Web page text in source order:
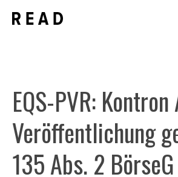
Inhalt
EQS-PVR: Kontron
Veröffentlichung
135 Abs. 2